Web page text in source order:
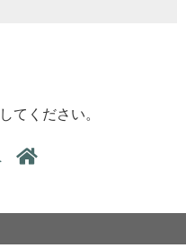
してください。